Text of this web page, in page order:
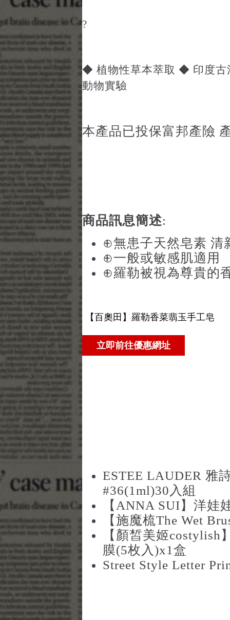
?
◆ 植物性草本萃取 ◆ 印度古
動物實驗
本產品已投保富邦產險
商品訊息簡述:
⊕無患子天然皂素 清
⊕一般或敏感肌適用
⊕羅勒被視為尊貴的
ESTEE LAUDER 雅
#36(1ml)30入組
【ANNA SUI】洋娃
【施魔梳The Wet
【顏皙美姬
膜(5枚入)x1盒
Street Style Letter